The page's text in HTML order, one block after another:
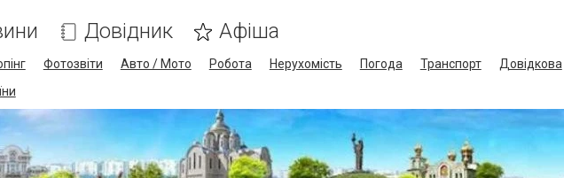
Довідник Афіша
Фотозвіти Авто / Мото Робота Нерухомість Погода Транспорт
Довідкова